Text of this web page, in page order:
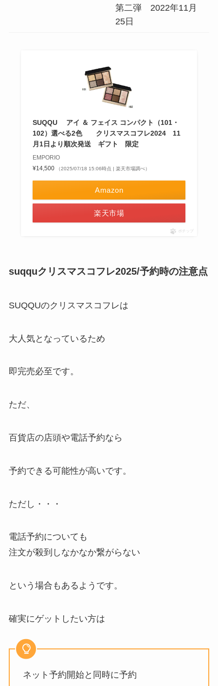
第二弾 2022年11月
25日
SUQQU アイ ＆ フェイス コンパクト（101・
102）選べる2色 クリスマスコフレ2024 11
月1日より順次発送 ギフト 限定
EMPORIO
¥14,500
（2025/07/18 15:06時点 | 楽天市場調べ）
Amazon
楽天市場
ポチップ
suqquクリスマスコフレ2025/予約時の注意点
SUQQUのクリスマスコフレは
大人気となっているため
即完売必至です。
ただ、
百貨店の店頭や電話予約なら
予約できる可能性が高いです。
ただし・・・
電話予約についても
注文が殺到しなかなか繋がらない
という場合もあるようです。
確実にゲットしたい方は
ネット予約開始と同時に予約